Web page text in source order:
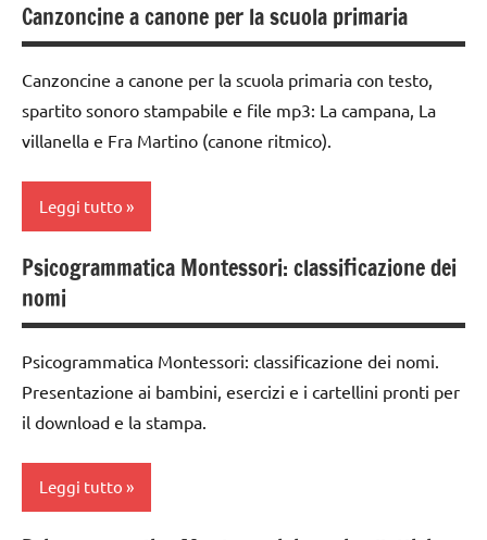
TUTTI GLI
ARTICOLI
materiale
Montessori
TUTTI GLI
ARGOMENTI
PER ETA'
TUTTI GLI
ARTICOLI
GUIDA
italiano
LINGUAGGIO
MONTESSORI
didattico
Montessori
Montessori
analisi
grammaticale
Montessori
classe
1a
classe
2a
3a
anni
DIDATTICA
MONTESSORI
Canzoncine a canone per la scuola primaria
Canzoncine a canone per la scuola primaria con testo,
spartito sonoro stampabile e file mp3: La campana, La
villanella e Fra Martino (canone ritmico).
Leggi tutto
canto
classe
materiale
didattico
Psicogrammatica Montessori: classificazione dei
nomi
Psicogrammatica Montessori: classificazione dei nomi.
Presentazione ai bambini, esercizi e i cartellini pronti per
il download e la stampa.
Leggi tutto